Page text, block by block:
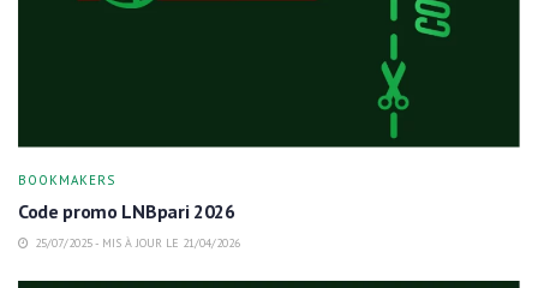
BOOKMAKERS
Code promo LNBpari 2026
25/07/2025 - MIS À JOUR LE 21/04/2026